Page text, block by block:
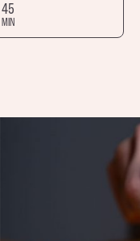
45
MIN